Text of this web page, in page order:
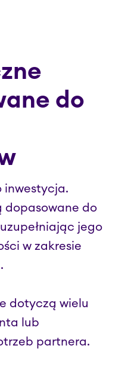
do
inwestycja.
dopasowane do
jego
w zakresie
dotyczą wielu
lub
partnera.